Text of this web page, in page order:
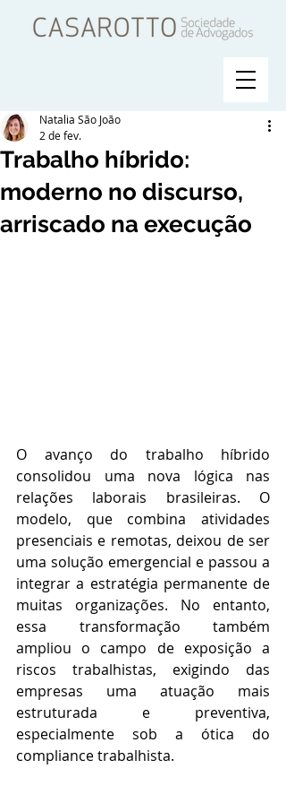
Trabalho híbrido:
moderno no discurso,
arriscado na execução
Natalia São João
2 de fev.
O avanço do trabalho híbrido
consolidou uma nova lógica nas
relações laborais brasileiras. O
modelo, que combina atividades
presenciais e remotas, deixou de ser
uma solução emergencial e passou a
integrar a estratégia permanente de
muitas organizações. No entanto,
essa transformação também
ampliou o campo de exposição a
riscos trabalhistas, exigindo das
empresas uma atuação mais
estruturada e preventiva,
especialmente sob a ótica do
compliance trabalhista.